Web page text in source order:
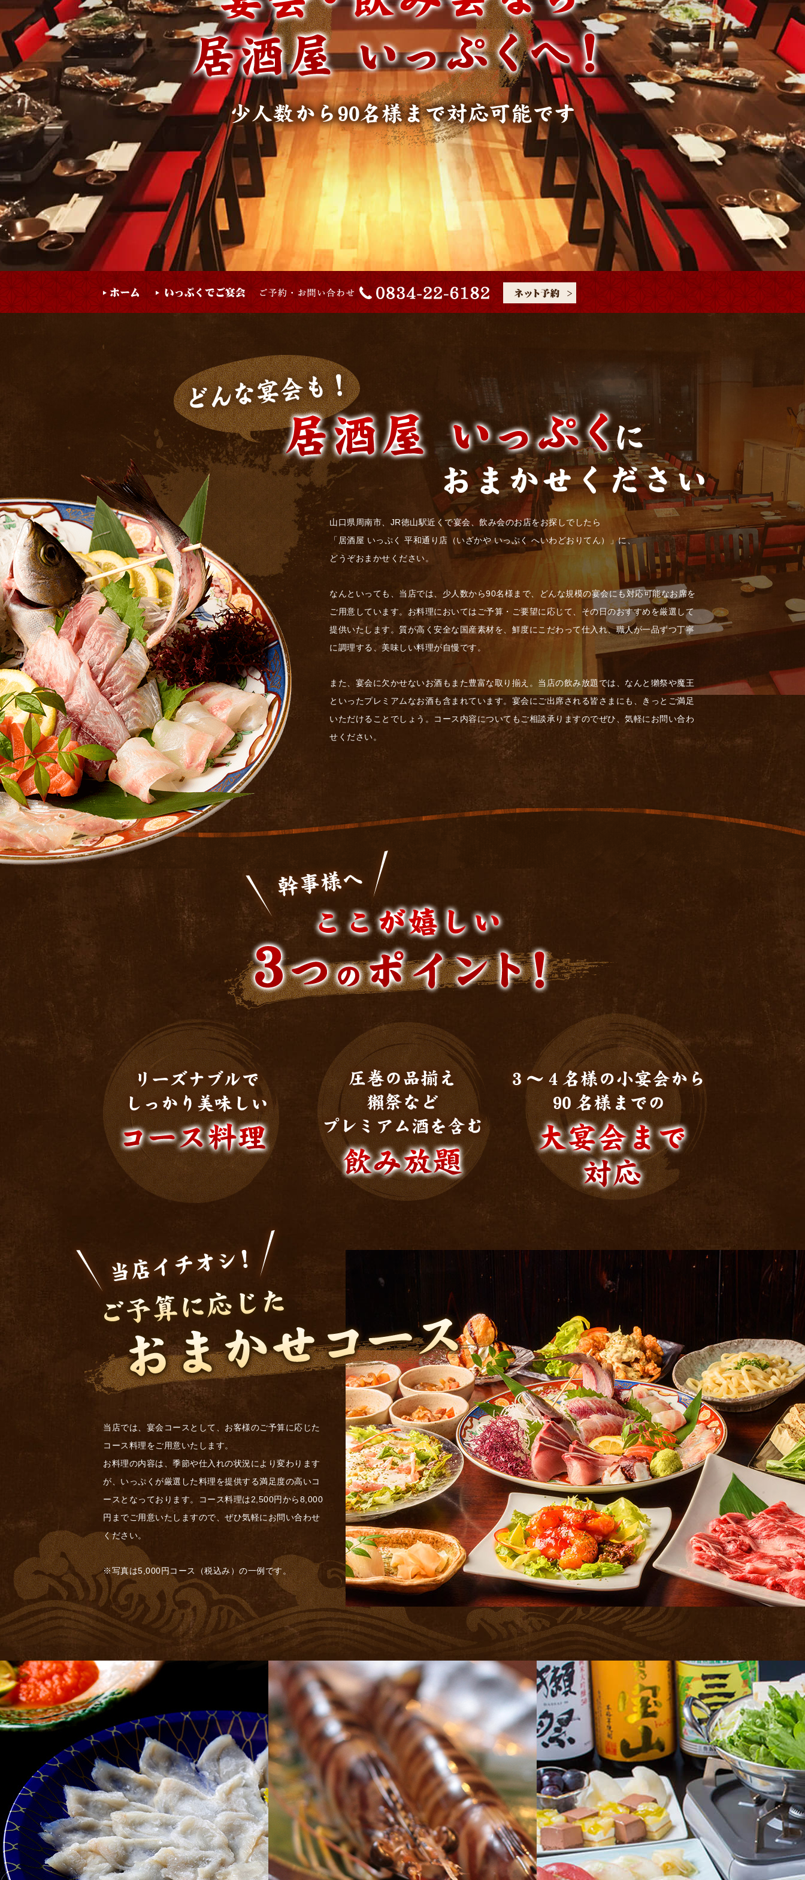
山口県周南市、JR徳山駅近くで宴会、飲み会のお店をお探しでしたら
「居酒屋 いっぷく 平和通り店（いざかや いっぷく へいわどおりてん）」に、
どうぞおまかせください。
なんといっても、当店では、少人数から90名様まで、どんな規模の宴会にも対応可能なお席を
ご用意しています。お料理においてはご予算・ご要望に応じて、その日のおすすめを厳選して
提供いたします。質が高く安全な国産素材を、鮮度にこだわって仕入れ、職人が一品ずつ丁寧
に調理する、美味しい料理が自慢です。
また、宴会に欠かせないお酒もまた豊富な取り揃え。当店の飲み放題では、なんと獺祭や魔王
といったプレミアムなお酒も含まれています。宴会にご出席される皆さまにも、きっとご満足
いただけることでしょう。コース内容についてもご相談承りますのでぜひ、気軽にお問い合わ
せください。
当店では、宴会コースとして、お客様のご予算に応じた
コース料理をご用意いたします。
お料理の内容は、季節や仕入れの状況により変わります
が、いっぷくが厳選した料理を提供する満足度の高いコ
ースとなっております。コース料理は2,500円から8,000
円までご用意いたしますので、ぜひ気軽にお問い合わせ
ください。
※写真は5,000円コース（税込み）の一例です。